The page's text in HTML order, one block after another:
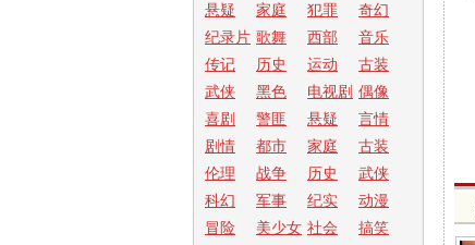
悬疑
家庭 犯罪
奇幻
纪录片 歌舞 西部
音乐
传记
历史 运动
古装
武侠
黑色 电视剧 偶像
喜剧
警匪 悬疑
言情
剧情
都市 家庭
古装
伦理
战争 历史
武侠
科幻
军事 纪实
动漫
冒险
美少女 社会
搞笑